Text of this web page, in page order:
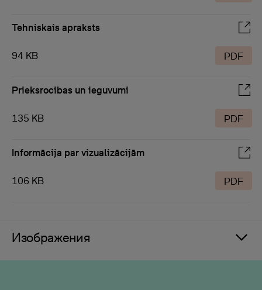
Tehniskais apraksts
94 KB PDF
Prieksrocibas un ieguvumi
135 KB PDF
Informācija par vizualizācijām
106 KB PDF
Изображения